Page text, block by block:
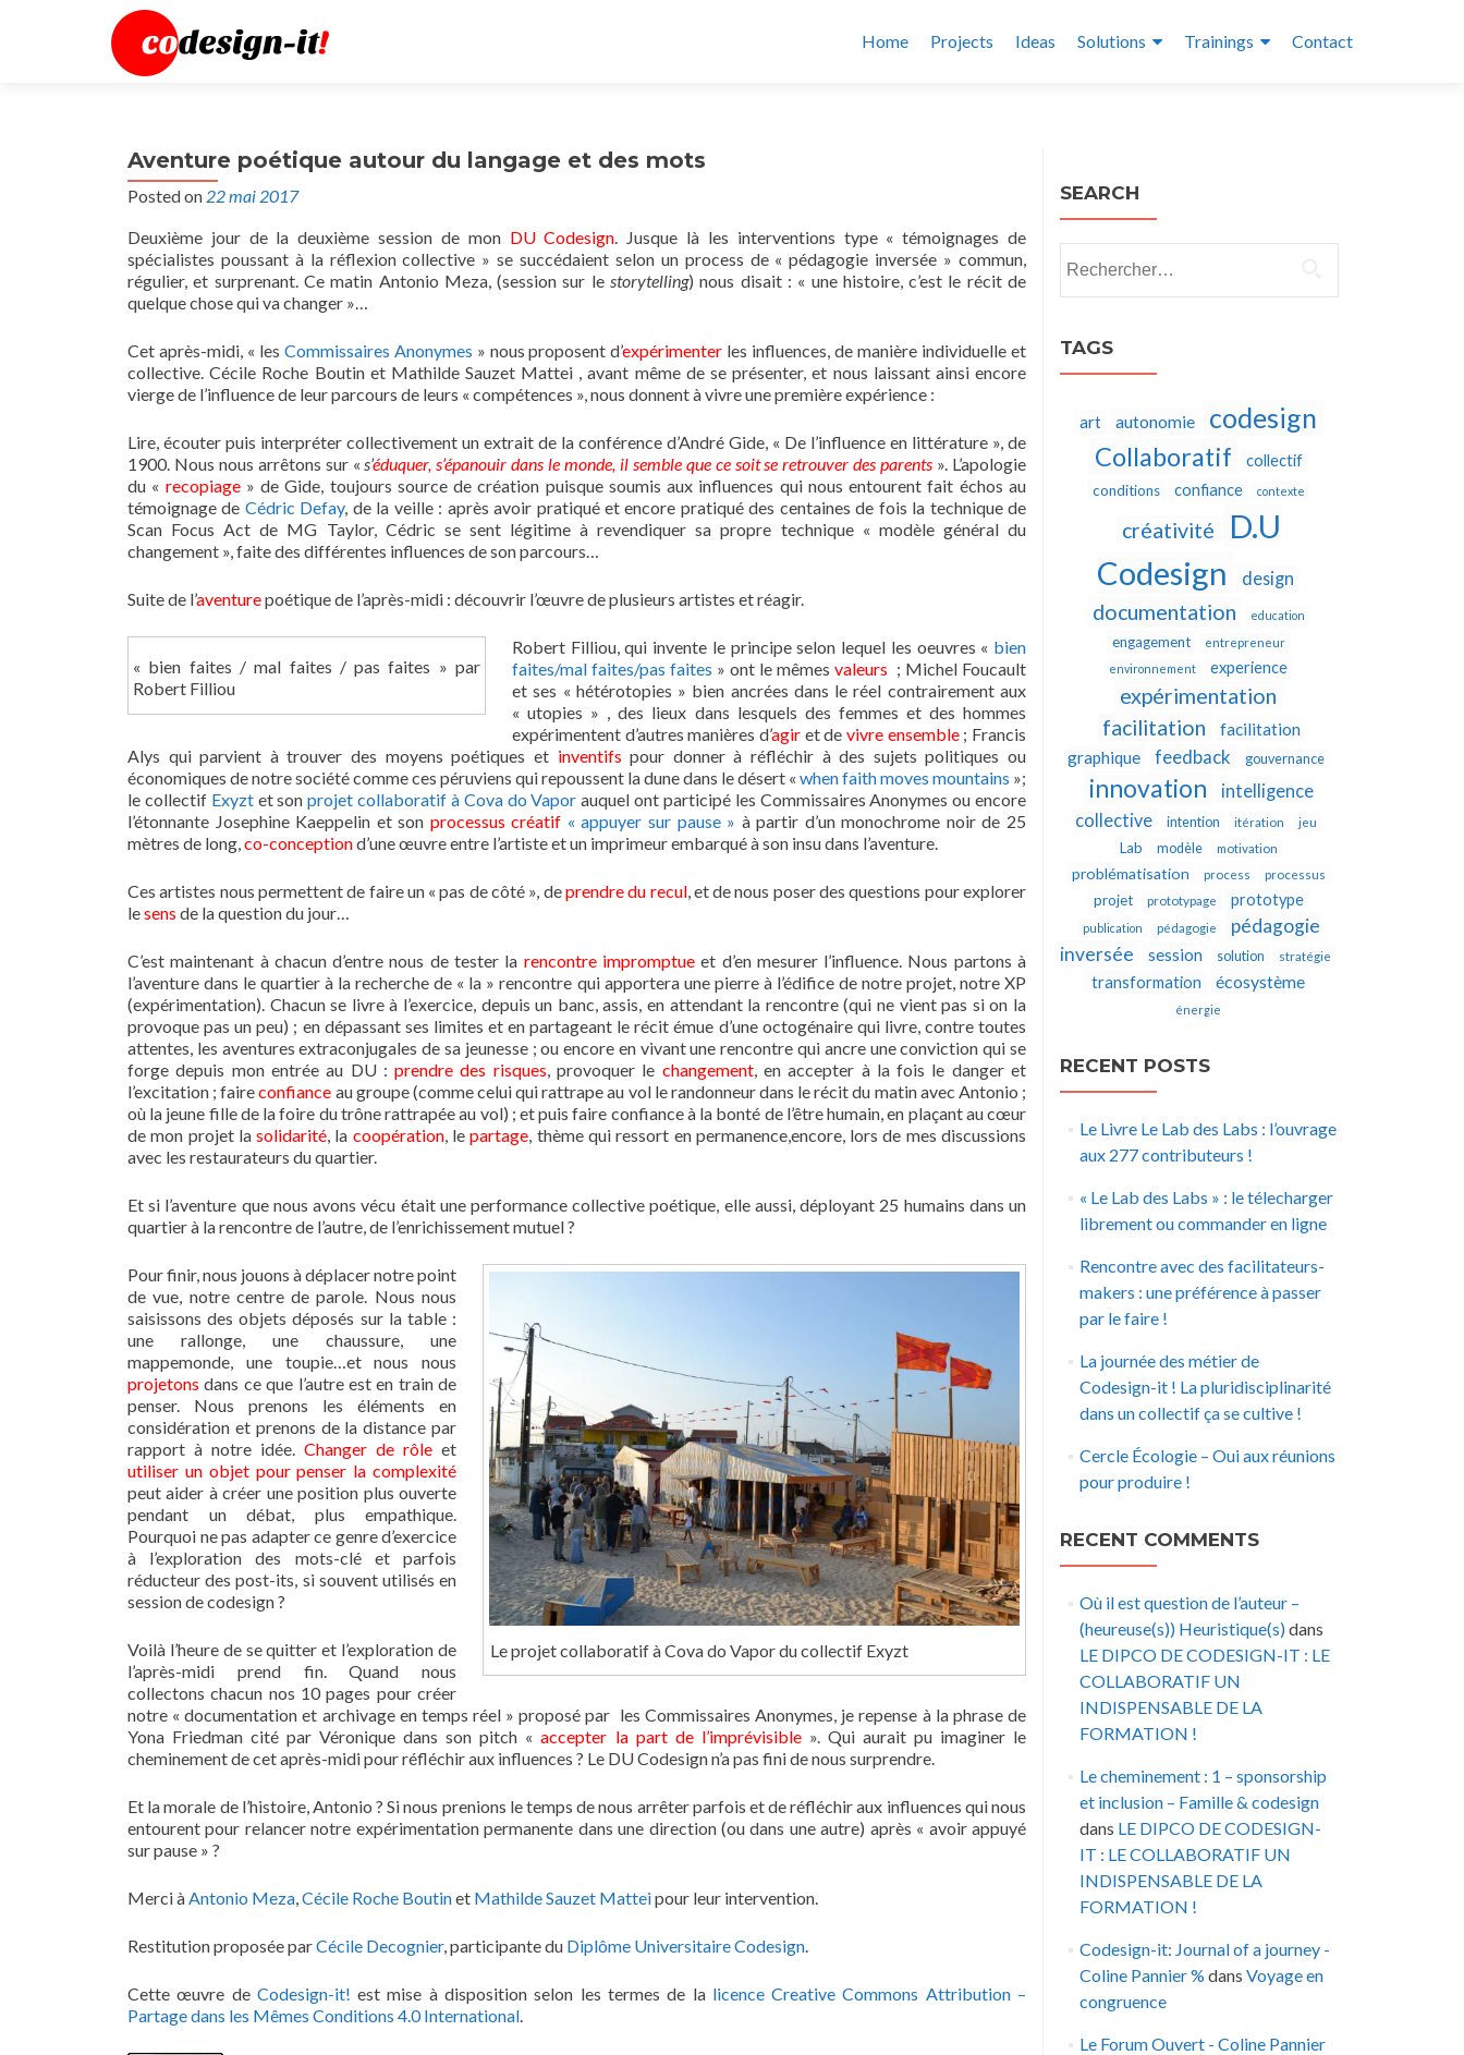
Home Projects Ideas Solutions Trainings Contact
Aventure poétique autour du langage et des mots
Posted on 22 mai 2017
Deuxième jour de la deuxième session de mon DU Codesign. Jusque là les interventions type « témoignages de
spécialistes poussant à la réflexion collective » se succédaient selon un process de « pédagogie inversée » commun,
régulier, et surprenant. Ce matin Antonio Meza, (session sur le storytelling) nous disait : « une histoire, c’est le récit de
quelque chose qui va changer »…
Cet après-midi, « les Commissaires Anonymes » nous proposent d’expérimenter les influences, de manière individuelle et
collective. Cécile Roche Boutin et Mathilde Sauzet Mattei , avant même de se présenter, et nous laissant ainsi encore
vierge de l’influence de leur parcours de leurs « compétences », nous donnent à vivre une première expérience :
Lire, écouter puis interpréter collectivement un extrait de la conférence d’André Gide, « De l’influence en littérature », de
1900. Nous nous arrêtons sur «s’éduquer, s’épanouir dans le monde, il semble que ce soit se retrouver des parents ». L’apologie
du « recopiage» de Gide, toujours source de création puisque soumis aux influences qui nous entourent fait échos au
témoignage de Cédric Defay, de la veille : après avoir pratiqué et encore pratiqué des centaines de fois la technique de
Scan Focus Act de MG Taylor, Cédric se sent légitime à revendiquer sa propre technique « modèle général du
changement », faite des différentes influences de son parcours…
Suite de l’aventurepoétique de l’après-midi : découvrir l’œuvre de plusieurs artistes et réagir.
« bien faites / mal faites / pas faites » par
Robert Filliou
Robert Filliou, qui invente le principe selon lequel les oeuvres « bien
faites/mal faites/pas faites » ont le mêmes valeurs ; Michel Foucault
et ses « hétérotopies » bien ancrées dans le réel contrairement aux
« utopies » , des lieux dans lesquels des femmes et des hommes
expérimentent d’autres manières d’agir et de vivre ensemble; Francis
Alys qui parvient à trouver des moyens poétiques et inventifs pour donner à réfléchir à des sujets politiques ou
économiques de notre société comme ces péruviens qui repoussent la dune dans le désert « when faith moves mountains »;
le collectif Exyztet sonprojet collaboratif à Cova do Vaporauquel ont participé les Commissaires Anonymes ou encore
l’étonnante Josephine Kaeppelin et son processus créatif « appuyer sur pause » à partir d’un monochrome noir de 25
mètres de long,co-conceptiond’une œuvre entre l’artiste et un imprimeur embarqué à son insu dans l’aventure.
Ces artistes nous permettent de faire un « pas de côté », deprendre du recul, et de nous poser des questions pour explorer
lesens de la question du jour…
C’est maintenant à chacun d’entre nous de tester la rencontre impromptueet d’en mesurer l’influence. Nous partons à
l’aventure dans le quartier à la recherche de « la » rencontre qui apportera une pierre à l’édifice de notre projet, notre XP
(expérimentation). Chacun se livre à l’exercice, depuis un banc, assis, en attendant la rencontre (qui ne vient pas si on la
provoque pas un peu) ; en dépassant ses limites et en partageant le récit émue d’une octogénaire qui livre, contre toutes
attentes, les aventures extraconjugales de sa jeunesse ; ou encore en vivant une rencontre qui ancre une conviction qui se
forge depuis mon entrée au DU :prendre des risques, provoquer le changement, en accepter à la fois le danger et
l’excitation ; faireconfiance au groupe (comme celui qui rattrape au vol le randonneur dans le récit du matin avec Antonio ;
où la jeune fille de la foire du trône rattrapée au vol) ; et puis faire confiance à la bonté de l’être humain, en plaçant au cœur
de mon projet lasolidarité, la coopération, lepartage, thème qui ressort en permanence,encore, lors de mes discussions
avec les restaurateurs du quartier.
Et si l’aventure que nous avons vécu était une performance collective poétique, elle aussi, déployant 25 humains dans un
quartier à la rencontre de l’autre, de l’enrichissement mutuel ?
Le projet collaboratif à Cova do Vapor du collectif Exyzt
Pour finir, nous jouons à déplacer notre point
de vue, notre centre de parole. Nous nous
saisissons des objets déposés sur la table :
une rallonge, une chaussure, une
mappemonde, une toupie…et nous nous
projetons dans ce que l’autre est en train de
penser. Nous prenons les éléments en
considération et prenons de la distance par
rapport à notre idée. Changer de rôle et
utiliser un objet pour penser la complexité
peut aider à créer une position plus ouverte
pendant un débat, plus empathique.
Pourquoi ne pas adapter ce genre d’exercice
à l’exploration des mots-clé et parfois
réducteur des post-its, si souvent utilisés en
session de codesign ?
Voilà l’heure de se quitter et l’exploration de
l’après-midi prend fin. Quand nous
collectons chacun nos 10 pages pour créer
notre « documentation et archivage en temps réel » proposé par les Commissaires Anonymes, je repense à la phrase de
Yona Friedman cité par Véronique dans son pitch «accepter la part de l’imprévisible». Qui aurait pu imaginer le
cheminement de cet après-midi pour réfléchir aux influences ? Le DU Codesign n’a pas fini de nous surprendre.
Et la morale de l’histoire, Antonio ? Si nous prenions le temps de nous arrêter parfois et de réfléchir aux influences qui nous
entourent pour relancer notre expérimentation permanente dans une direction (ou dans une autre) après « avoir appuyé
sur pause » ?
Merci àAntonio Meza,Cécile Roche Boutinet Mathilde Sauzet Matteipour leur intervention.
Restitution proposée parCécile Decognier, participante du Diplôme Universitaire Codesign.
Cette œuvre de Codesign-it! est mise à disposition selon les termes de la licence Creative Commons Attribution –
Partage dans les Mêmes Conditions 4.0 International.
SEARCH
TAGS
art autonomie codesign
Collaboratif collectif
conditions confiance contexte
créativité
D.U
Codesign
design
documentation education
engagement
entrepreneur
environnement
experience
expérimentation
facilitation
facilitation
graphique
feedback gouvernance
innovation
intelligence
collective
intention itération jeu
Lab modèle motivation
problématisation process processus
projet prototypage prototype
publication pédagogie
pédagogie
inversée
session solution stratégie
transformation écosystème
énergie
RECENT POSTS
Le Livre Le Lab des Labs : l’ouvrage
aux 277 contributeurs !
« Le Lab des Labs » : le télecharger
librement ou commander en ligne
Rencontre avec des facilitateurs-
makers : une préférence à passer
par le faire !
La journée des métier de
Codesign-it ! La pluridisciplinarité
dans un collectif ça se cultive !
Cercle Écologie – Oui aux réunions
pour produire !
RECENT COMMENTS
Où il est question de l’auteur –
(heureuse(s)) Heuristique(s)dans
LE DIPCO DE CODESIGN-IT : LE
COLLABORATIF UN
INDISPENSABLE DE LA
FORMATION !
Le cheminement : 1 – sponsorship
et inclusion – Famille & codesign
dans LE DIPCO DE CODESIGN-
IT : LE COLLABORATIF UN
INDISPENSABLE DE LA
FORMATION !
Codesign-it: Journal of a journey -
Coline Pannier % dans Voyage en
congruence
Le Forum Ouvert - Coline Pannier